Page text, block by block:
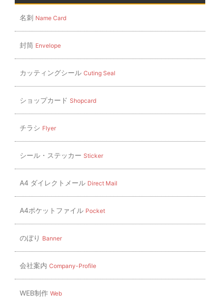
ー
シ
ョ
ン
名刺 Name Card
封筒 Envelope
カッティングシール Cuting Seal
ショップカード Shopcard
チラシ Flyer
シール・ステッカー Sticker
A4 ダイレクトメール Direct Mail
A4ポケットファイル Pocket
のぼり Banner
会社案内 Company-Profile
WEB制作 Web